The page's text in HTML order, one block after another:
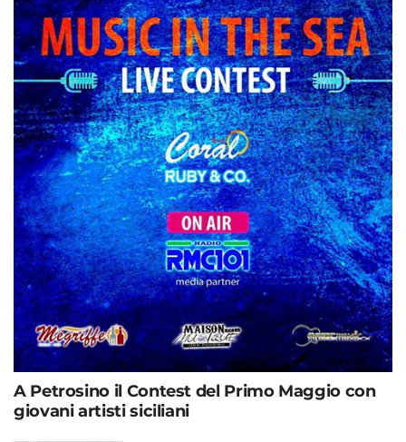
A Petrosino il Contest del Primo Maggio con
giovani artisti siciliani